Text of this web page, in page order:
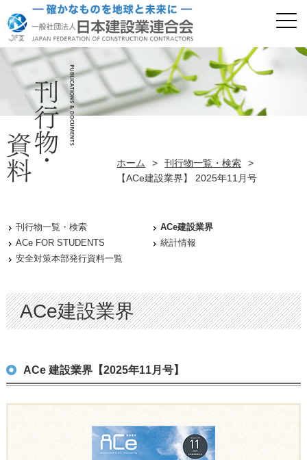
ホーム > 刊行物一覧・検索
>
【ACe建設業界】 2025年11月号
ACe建設業界
ACe 建設業界【2025年11月号】
刊行物一覧・検索
ACe建設業界
ACe FOR STUDENTS
統計情報
安全対策本部発行資料一覧